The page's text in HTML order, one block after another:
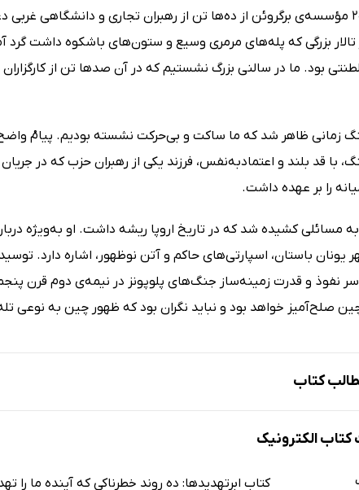
در سال 2015 مؤسسه‌ی برگروئن از ده‌ها تن از رهبران تجاری و
تالار بزرگی که پله‌های مرمری وسیع و ستون‌های باشکوه داشت
بود. ما در سالنی بزرگ نشستیم که در آن صدها تن از کارگزاران
زمانی ظاهر شد که ما ساکت و بی‌حرکت نشسته بودیم. پیامْ واضح
با قد بلند و اعتمادبه‌نفس، فرزند یکی از رهبران حزب که در
را بر عهده داشت.
به مسائلی کشیده شد که در تاریخ اروپا ریشه داشت. او به‌ویژه
یونان باستان، اسپارتی‌های حاکم و آتن نوظهور، اشاره دارد.
سر نفوذ و قدرت زمینه‌ساز جنگ‌های پلوپونز در نیمه‌ی دوم قرن
صلح‌آمیز خواهد بود و نباید نگران بود که ظهور چین به نوعی
کتاب
جمعیت‌شناسی، و سیاست‌های خطرناک
همه‌ی بحران‌های بدهی
الکترونیک
کتاب ابرتهدید‌ها: ده روند خطرناکی که آینده ما را